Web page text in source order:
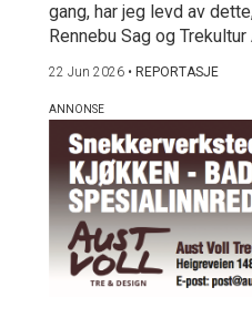
gang, har jeg levd av
Rennebu Sag og Trekultur
22 Jun 2026 • REPORTASJE